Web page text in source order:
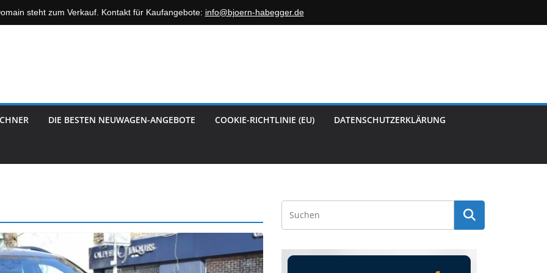
steht zum Verkauf. Kontakt für Kaufangebote: info@bjoern-habegger.de
DIE BESTEN NEUWAGEN-ANGEBOTE COOKIE-RICHTLINIE (EU) DATENSCHUTZERKLÄRUNG